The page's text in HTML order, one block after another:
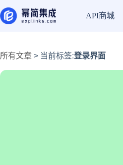
API商城
所有文章 > 当前标签:登录界面